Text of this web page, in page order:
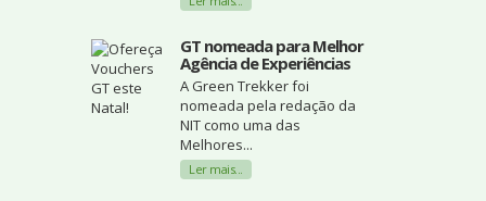
GT nomeada para Melhor
Agência de Experiências
A Green Trekker foi
nomeada pela redação da
NIT como uma das
Melhores...
Ler mais...